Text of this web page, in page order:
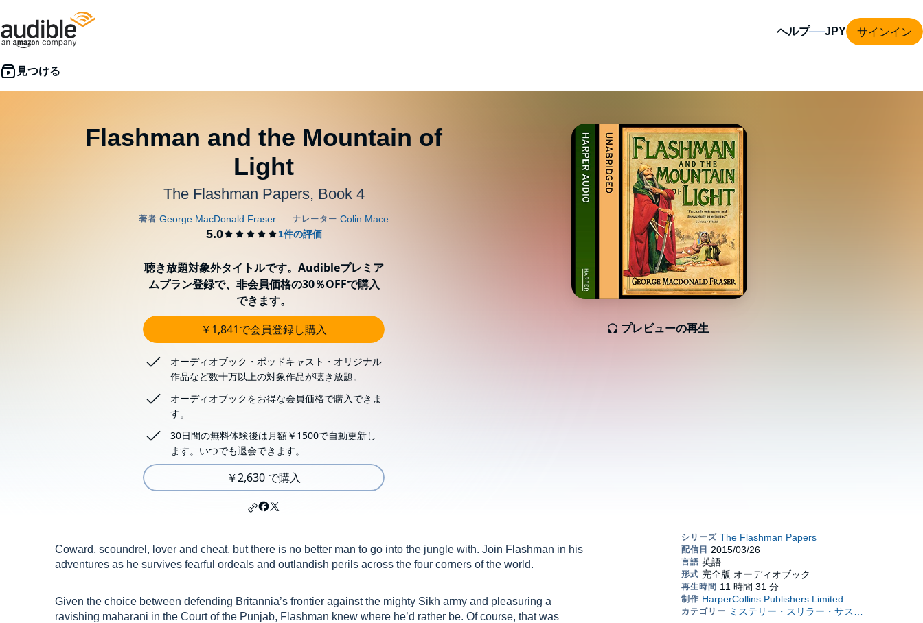
ヘルプ サインイン
Flashman and the Mountain of
Light
The Flashman Papers, Book 4
プレビューの再生
聴き放題対象外タイトルです。Audibleプレミア
ムプラン登録で、非会員価格の30％OFFで購入
できます。
￥1,841で会員登録し購入
オーディオブック・ポッドキャスト・オリジナル
作品など数十万以上の対象作品が聴き放題。
オーディオブックをお得な会員価格で購入できま
す。
30日間の無料体験後は月額￥1500で自動更新し
ます。いつでも退会できます。
￥2,630 で購入
Coward, scoundrel, lover and cheat, but there is no better man to go into the jungle with. Join Flashman in his
adventures as he survives fearful ordeals and outlandish perils across the four corners of the world.
Given the choice between defending Britannia’s frontier against the mighty Sikh army and pleasuring a
ravishing maharani in the Court of the Punjab, Flashman knew where he’d rather be. Of course, that was